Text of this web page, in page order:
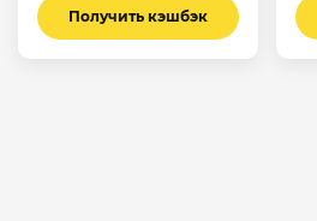
Получить кэшбэк